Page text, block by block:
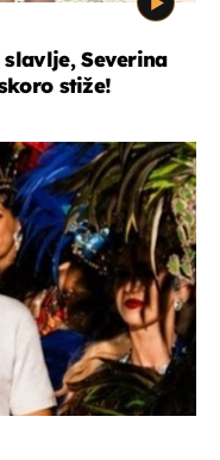
Severina
stiže!